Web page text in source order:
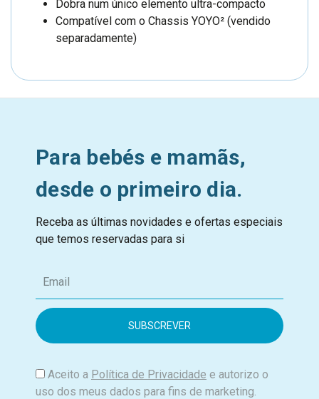
Dobra num único elemento ultra-compacto
Compatível com o Chassis YOYO² (vendido
separadamente)
Para bebés e mamãs,
desde o primeiro dia.
Receba as últimas novidades e ofertas especiais
que temos reservadas para si
m
i
Aceito a Política de Privacidade e autorizo o
uso dos meus dados para fins de marketing.